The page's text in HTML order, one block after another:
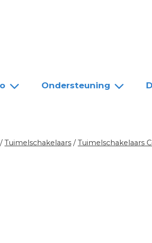
Ondersteuning
/ Tuimelschakelaars / Tuimelschakelaars